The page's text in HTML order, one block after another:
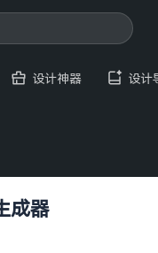
设计神器 设计
成器